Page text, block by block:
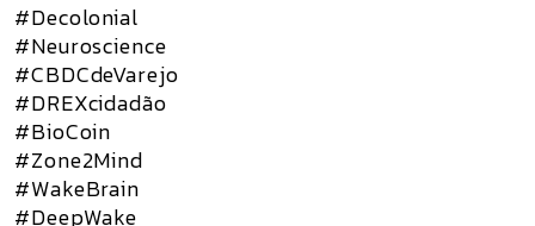
#Decolonial
#Neuroscience
#CBDCdeVarejo
#DREXcidadão
#BioCoin
#Zone2Mind
#WakeBrain
#DeepWake